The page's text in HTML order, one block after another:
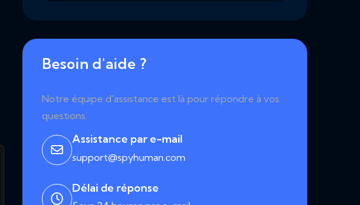
Besoin d'aide ?
Notre équipe d'assistance est là pour répondre à vos
questions.
Assistance par e-mail
support@spyhuman.com
Délai de réponse